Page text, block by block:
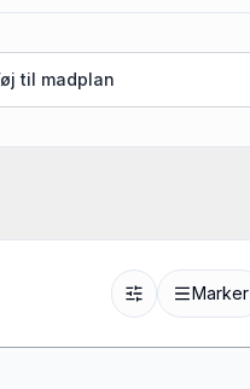
til madplan
Marker